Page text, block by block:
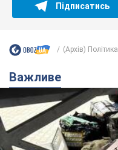
Підписатись
(Архів) Політика
Важливе